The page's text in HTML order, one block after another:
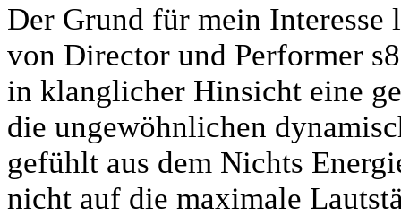
Der Grund für mein
von Director und Performer
in klanglicher Hinsicht eine
die ungewöhnlichen
gefühlt aus dem Nichts
nicht auf die maximale